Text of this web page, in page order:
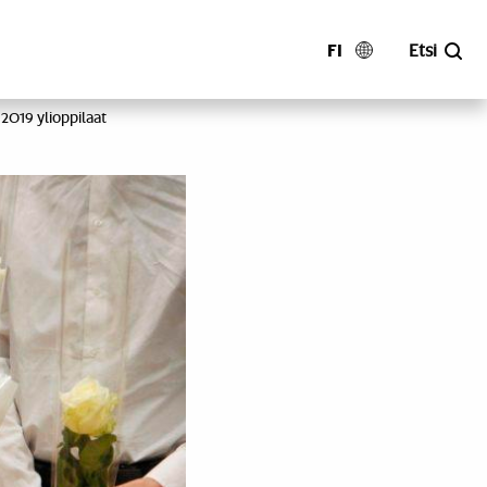
FI Etsi
ylioppilaat